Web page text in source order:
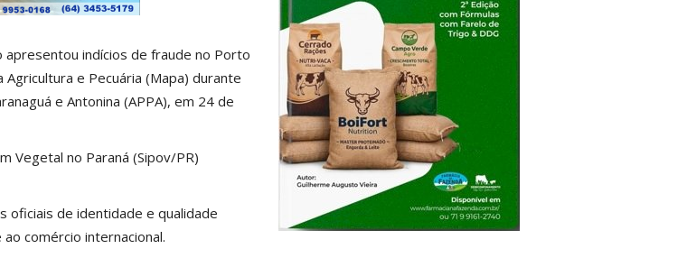
indícios de fraude no Porto
e Pecuária (Mapa) durante
e Antonina (APPA), em 24 de
Vegetal no Paraná (Sipov/PR)
de identidade e qualidade
comércio internacional.